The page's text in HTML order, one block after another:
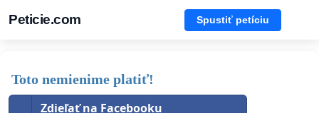
Peticie.com Spustiť petíciu
Toto nemienime platiť!
Zdieľať na Facebooku